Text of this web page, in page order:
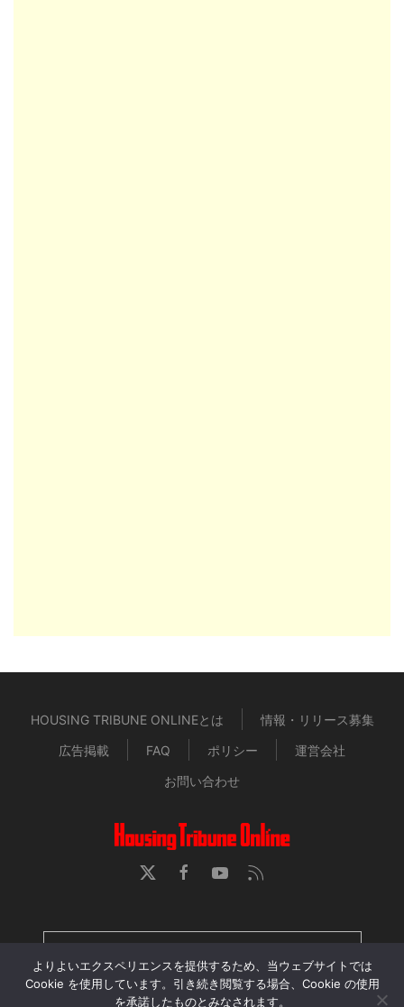
HOUSING TRIBUNE ONLINEとは
情報・リリース募集
広告掲載
FAQ ポリシー
運営会社
お問い合わせ
よりよいエクスペリエンスを提供するため、当ウェブサイトでは
Cookie を使用しています。引き続き閲覧する場合、Cookie の使用
を承諾したものとみなされます。